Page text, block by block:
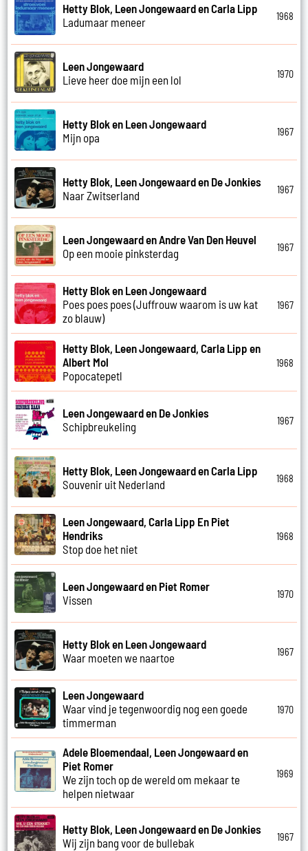
Hetty Blok, Leen Jongewaard en Carla Lipp
Ladumaar meneer
1968
Leen Jongewaard
Lieve heer doe mijn een lol
1970
Hetty Blok en Leen Jongewaard
Mijn opa
1967
Hetty Blok, Leen Jongewaard en De Jonkies
Naar Zwitserland
1967
Leen Jongewaard en Andre Van Den Heuvel
Op een mooie pinksterdag
1967
Hetty Blok en Leen Jongewaard
Poes poes poes (Juffrouw waarom is uw kat
zo blauw)
1967
Hetty Blok, Leen Jongewaard, Carla Lipp en
Albert Mol
Popocatepetl
1968
Leen Jongewaard en De Jonkies
Schipbreukeling
1967
Hetty Blok, Leen Jongewaard en Carla Lipp
Souvenir uit Nederland
1968
Leen Jongewaard, Carla Lipp En Piet
Hendriks
Stop doe het niet
1968
Leen Jongewaard en Piet Romer
Vissen
1970
Hetty Blok en Leen Jongewaard
Waar moeten we naartoe
1967
Leen Jongewaard
Waar vind je tegenwoordig nog een goede
timmerman
1970
Adele Bloemendaal, Leen Jongewaard en
Piet Romer
We zijn toch op de wereld om mekaar te
helpen nietwaar
1969
Hetty Blok, Leen Jongewaard en De Jonkies
Wij zijn bang voor de bullebak
1967